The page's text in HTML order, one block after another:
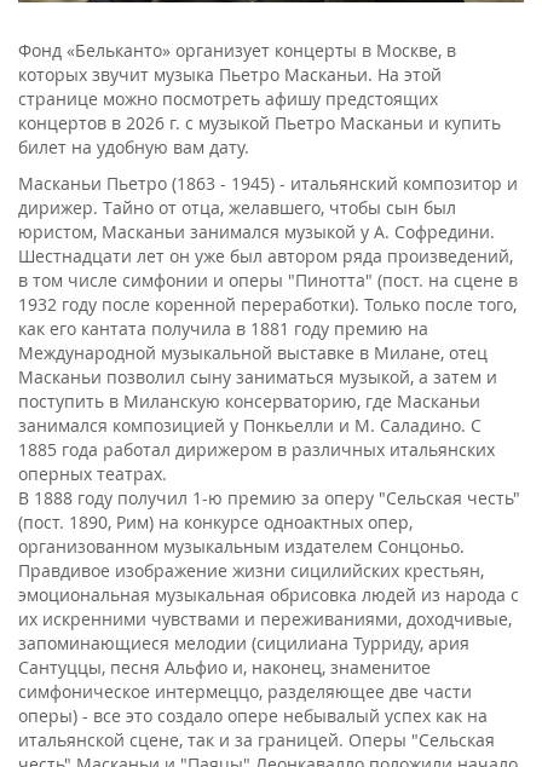
Фонд «Бельканто» организует концерты в Москве, в
которых звучит музыка Пьетро Масканьи. На этой
странице можно посмотреть афишу предстоящих
концертов в 2026 г. с музыкой Пьетро Масканьи и купить
билет на удобную вам дату.
Масканьи Пьетро (1863 - 1945) - итальянский композитор и
дирижер. Тайно от отца, желавшего, чтобы сын был
юристом, Масканьи занимался музыкой у А. Софредини.
Шестнадцати лет он уже был автором ряда произведений,
в том числе симфонии и оперы "Пинотта" (пост. на сцене в
1932 году после коренной переработки). Только после того,
как его кантата получила в 1881 году премию на
Международной музыкальной выставке в Милане, отец
Масканьи позволил сыну заниматься музыкой, а затем и
поступить в Миланскую консерваторию, где Масканьи
занимался композицией у Понкьелли и М. Саладино. С
1885 года работал дирижером в различных итальянских
оперных театрах.
В 1888 году получил 1-ю премию за оперу "Сельская честь"
(пост. 1890, Рим) на конкурсе одноактных опер,
организованном музыкальным издателем Сонцоньо.
Правдивое изображение жизни сицилийских крестьян,
эмоциональная музыкальная обрисовка людей из народа с
их искренними чувствами и переживаниями, доходчивые,
запоминающиеся мелодии (сицилиана Турриду, ария
Сантуццы, песня Альфио и, наконец, знаменитое
симфоническое интермеццо, разделяющее две части
оперы) - все это создало опере небывалый успех как на
итальянской сцене, так и за границей. Оперы "Сельская